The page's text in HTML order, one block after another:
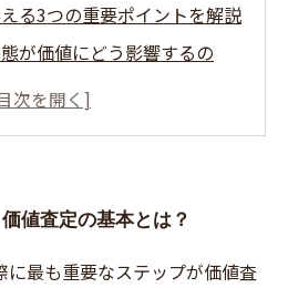
る3つの重要ポイントを解説
が価値にどう影響するの
めの不動産業者の選び方
値査定の基本とは？
に最も重要なステップが価値査